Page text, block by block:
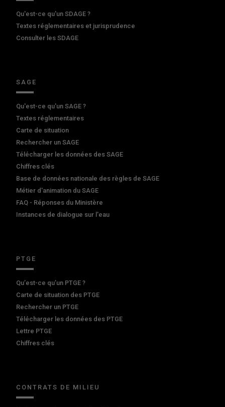
Qu'est-ce qu'un SDAGE ?
Textes réglementaires et jurisprudence
Consulter les SDAGE
SAGE
Qu'est-ce qu'un SAGE ?
Textes réglementaires
Carte de situation
Rechercher un SAGE
Télécharger les données des SAGE
Chiffres clés
Base de données nationale des règles de SAGE
Métier d'animation du SAGE
FAQ - Réponses du Ministère
Instances de dialogue sur l'eau
PTGE
Qu’est-ce qu’un PTGE ?
Carte de situation des PTGE
Rechercher un PTGE
Télécharger les données des PTGE
Lettre PTGE
Chiffres clés
CONTRATS DE MILIEU